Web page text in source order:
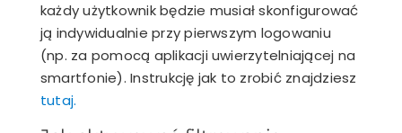
każdy użytkownik będzie musiał skonfigurować
ją indywidualnie przy pierwszym logowaniu
(np. za pomocą aplikacji uwierzytelniającej na
smartfonie). Instrukcję jak to zrobić znajdziesz
tutaj.